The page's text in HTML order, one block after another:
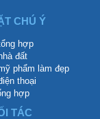
CHÚ Ý
hợp
đất
phẩm làm đẹp
thoại
hợp
TÁC